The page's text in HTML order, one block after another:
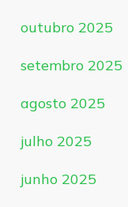
outubro 2025
setembro 2025
agosto 2025
julho 2025
junho 2025